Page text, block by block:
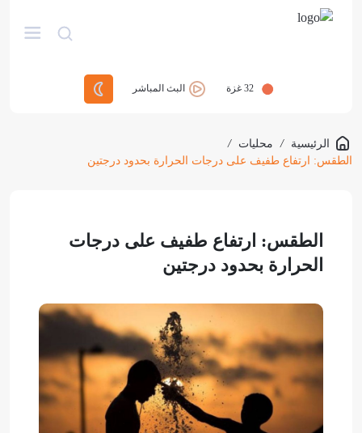
32 غزة البث المباشر
الرئيسية / محليات
/
الطقس: ارتفاع طفيف على درجات الحرارة بحدود درجتين
الطقس: ارتفاع طفيف على درجات
الحرارة بحدود درجتين